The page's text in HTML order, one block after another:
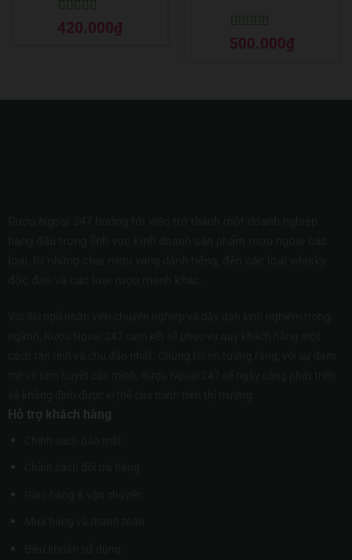
Được xếp
hạng55 sao
420.000₫
Được xếp
hạng55 sao
500.000₫
Hỗ trợ khách hàng